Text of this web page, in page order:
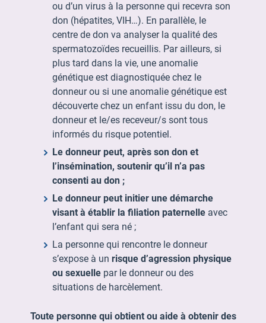
ou d’un virus à la personne qui recevra son
don (hépatites, VIH…). En parallèle, le
centre de don va analyser la qualité des
spermatozoïdes recueillis. Par ailleurs, si
plus tard dans la vie, une anomalie
génétique est diagnostiquée chez le
donneur ou si une anomalie génétique est
découverte chez un enfant issu du don, le
donneur et le/es receveur/s sont tous
informés du risque potentiel.
Le donneur peut, après son don et
l’insémination, soutenir qu’il n’a pas
consenti au don ;
Le donneur peut initier une démarche
visant à établir la filiation paternelle avec
l’enfant qui sera né ;
La personne qui rencontre le donneur
s’expose à un risque d’agression physique
ou sexuelle par le donneur ou des
situations de harcèlement.
Toute personne qui obtient ou aide à obtenir des